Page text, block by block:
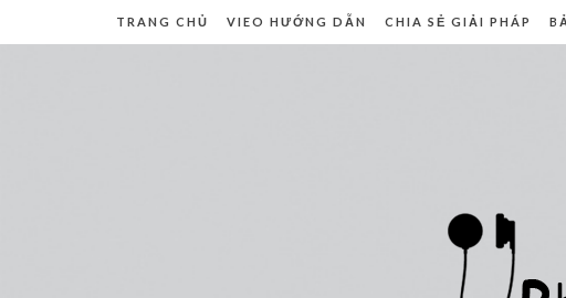
TRANG CHỦ VIEO HƯỚNG DẪN CHIA SẺ GIẢI PHÁP